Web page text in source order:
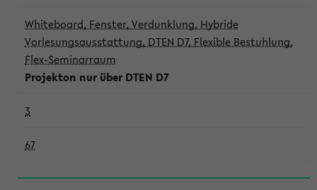
Whiteboard, Fenster, Verdunklung, Hybride
Vorlesungsausstattung, DTEN D7, Flexible Bestuhlung,
Flex-Seminarraum
Projekton nur über DTEN D7
3
67